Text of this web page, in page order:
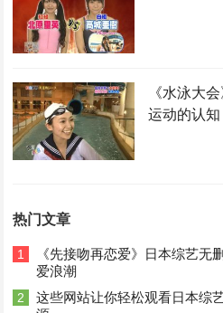
《水泳大
运动的认知
热门文章
1
《先接吻再恋爱》日本综艺无
爱浪潮
2
这些网站让你轻松观看日本综